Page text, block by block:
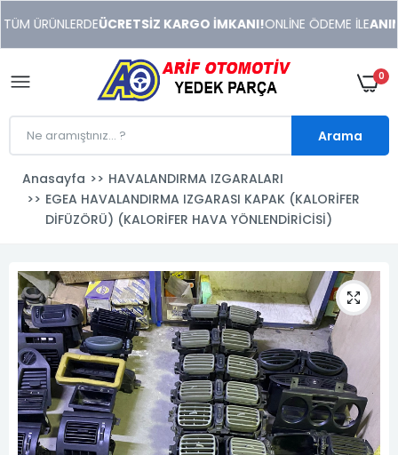
xonusu
veren
sitolar
ÜRÜNLERDEÜCRETSİZ KARGO İMKANI!ONLİNE ÖDEME İLE
0
Arama
Anasayfa
HAVALANDIRMA IZGARALARI
EGEA HAVALANDIRMA IZGARASI KAPAK (KALORİFER
DİFÜZÖRÜ) (KALORİFER HAVA YÖNLENDİRİCİSİ)